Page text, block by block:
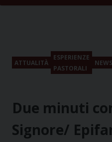
ATTUALITÀ
ESPERIENZE
PASTORALI
NEWS
Due minuti
Signore/